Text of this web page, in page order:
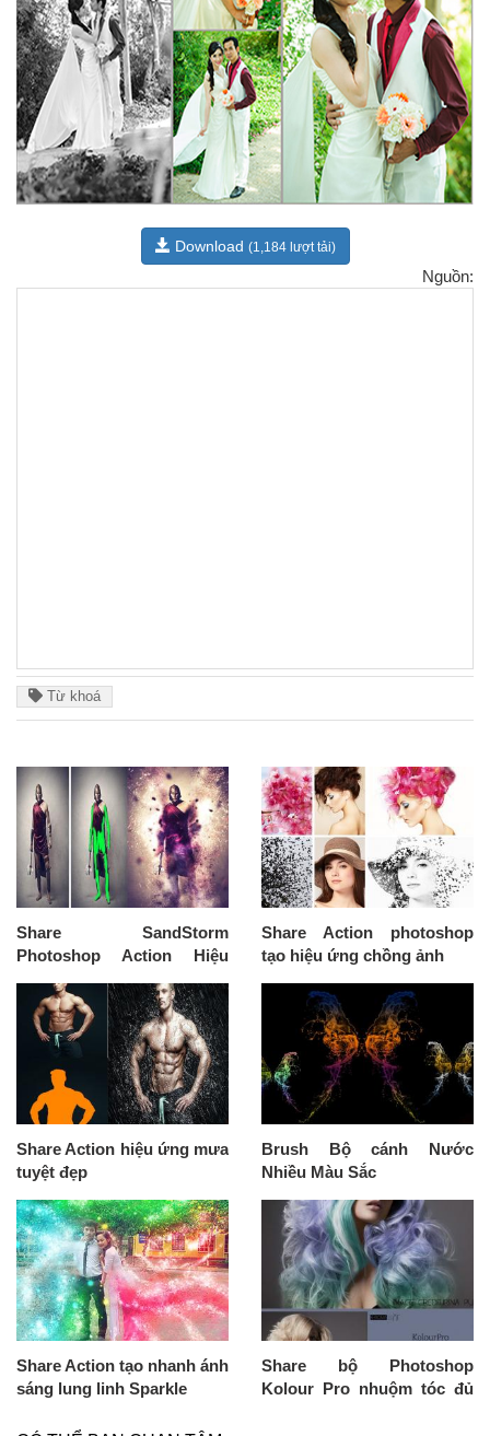
Download (1,184 lượt tải)
Nguồn:
Từ khoá
Share SandStorm
Photoshop Action Hiệu
Share Action photoshop
tạo hiệu ứng chồng ảnh
Share Action hiệu ứng mưa
tuyệt đẹp
Brush Bộ cánh Nước
Nhiều Màu Sắc
Share Action tạo nhanh ánh
sáng lung linh Sparkle
Share bộ Photoshop
Kolour Pro nhuộm tóc đủ